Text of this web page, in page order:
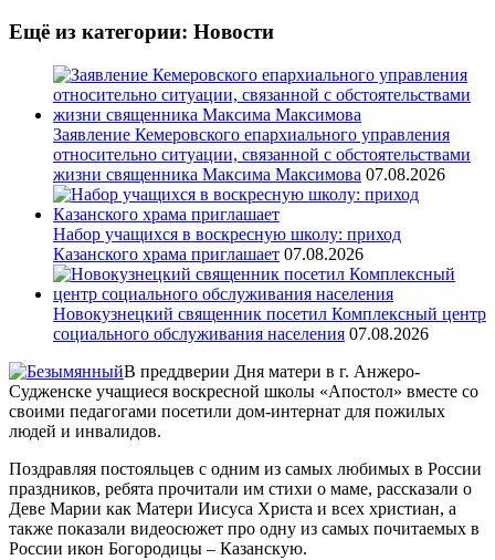
Ещё из категории: Новости
Заявление Кемеровского епархиального управления
относительно ситуации, связанной с обстоятельствами
жизни священника Максима Максимова 07.08.2026
Набор учащихся в воскресную школу: приход
Казанского храма приглашает 07.08.2026
Новокузнецкий священник посетил Комплексный центр
социального обслуживания населения 07.08.2026
В преддверии Дня матери в г. Анжеро-
Судженске учащиеся воскресной школы «Апостол» вместе со
своими педагогами посетили дом-интернат для пожилых
людей и инвалидов.
Поздравляя постояльцев с одним из самых любимых в России
праздников, ребята прочитали им стихи о маме, рассказали о
Деве Марии как Матери Иисуса Христа и всех христиан, а
также показали видеосюжет про одну из самых почитаемых в
России икон Богородицы – Казанскую.